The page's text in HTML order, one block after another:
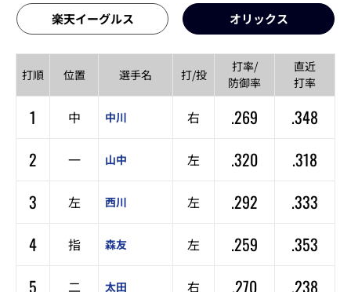
楽天イーグルス オリックス
打順 位置 選手名 打/投
打率/
防御率
直近
打率
1 中 中川 右 .269
.348
2
一 山中 左 .320
.318
3
左 西川 左 .292
.333
4
指 森友 左 .259
.353
5
二 太田 右 .270
.238